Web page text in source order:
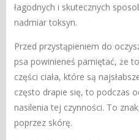
łagodnych i skutecznych
nadmiar toksyn.
Przed przystąpieniem do
psa powinieneś pamiętać, że
części ciała, które są
często drapie się, to podczas
nasilenia tej czynności. To
poprzez skórę.